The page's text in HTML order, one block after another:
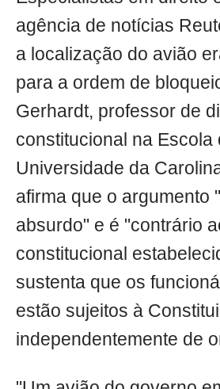
agência de notícias
a localização do avião
para a ordem de
Gerhardt, professor de
constitucional na Escola
Universidade da
afirma que o argumento
absurdo" e é "contrário
constitucional
sustenta que os
estão sujeitos à
independentemente de